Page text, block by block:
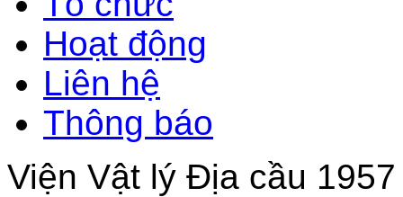
Hoạt động
Liên hệ
Thông báo
Viện Vật lý Địa cầu